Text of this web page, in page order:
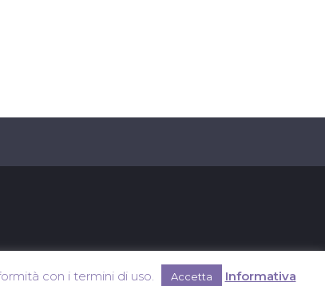
con i termini di uso. Accetta Informativa